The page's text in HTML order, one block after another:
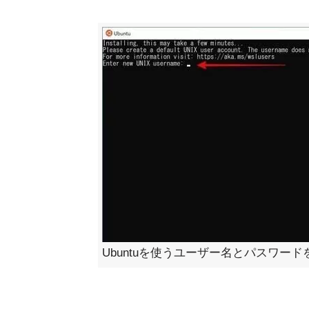
Ubuntuを使うユーザー名とパスワード